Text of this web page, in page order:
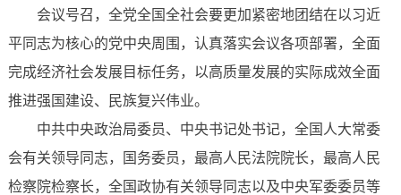
会议号召，全党全国全社会要更加紧密地团结在以习近
平同志为核心的党中央周围，认真落实会议各项部署，全面
完成经济社会发展目标任务，以高质量发展的实际成效全面
推进强国建设、民族复兴伟业。
中共中央政治局委员、中央书记处书记，全国人大常委
会有关领导同志，国务委员，最高人民法院院长，最高人民
检察院检察长，全国政协有关领导同志以及中央军委委员等